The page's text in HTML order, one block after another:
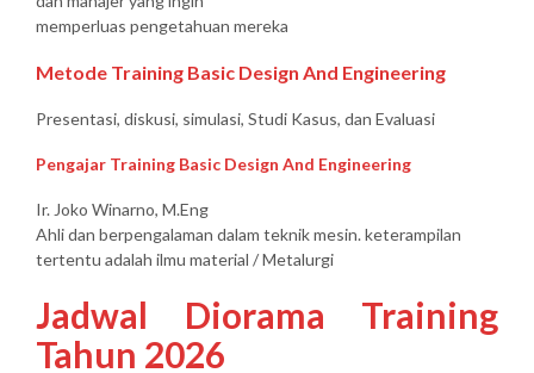
memperluas pengetahuan mereka
Metode Training Basic Design And Engineering
Presentasi, diskusi, simulasi, Studi Kasus, dan Evaluasi
Pengajar Training Basic Design And Engineering
Ir. Joko Winarno, M.Eng
Ahli dan berpengalaman dalam teknik mesin. keterampilan
tertentu adalah ilmu material / Metalurgi
Jadwal Diorama Training
Tahun 2026